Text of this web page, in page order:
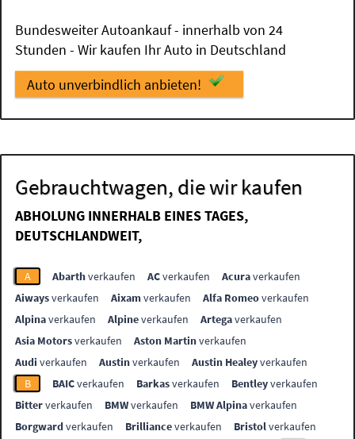
Bundesweiter Autoankauf - innerhalb von 24
Stunden - Wir kaufen Ihr Auto in Deutschland
Auto unverbindlich anbieten!
Gebrauchtwagen, die wir kaufen
ABHOLUNG INNERHALB EINES TAGES,
DEUTSCHLANDWEIT,
A Abarthverkaufen ACverkaufen Acuraverkaufen
Aiwaysverkaufen Aixamverkaufen Alfa Romeoverkaufen
Alpinaverkaufen Alpineverkaufen Artegaverkaufen
Asia Motorsverkaufen Aston Martinverkaufen
Audi verkaufen Austinverkaufen Austin Healeyverkaufen
B
BAICverkaufen Barkasverkaufen Bentleyverkaufen
Bitterverkaufen BMWverkaufen BMW Alpinaverkaufen
Borgwardverkaufen Brillianceverkaufen Bristolverkaufen